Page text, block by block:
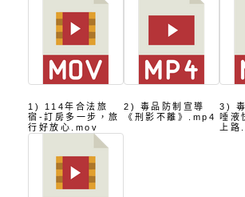
知能研習」
學辦理「音
樂會-憶起玩
檢送桃園市
「小桃家5月
子的人際必
代的親職教
檢送「小桃
實體座談會
函轉臺北市
委託辦理「
摩據點視覺
檢送桃園市
字稿
函轉教育部
1) 114年合法旅
宿-訂房多一步，旅
行好放心.mov
2) 毒品防制宣導
《刑影不離》.mp4
3)
唾液
上路